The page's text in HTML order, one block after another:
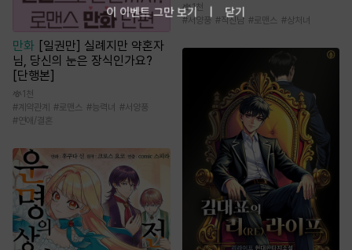
만화 [일권만] 실례지만 약혼자
님, 당신의 눈은 장식인가요?
[단행본]
1천
# 계약관계 #로맨스 #능력녀 #서양풍
#연애/결혼
1천
#서양풍 #직진남 #로맨스 #상처녀
이 이벤트 그만 보기 닫기